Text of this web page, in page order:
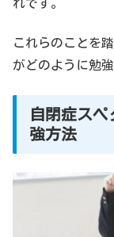
れです。
これらのことを
がどのように勉
自閉症ス
強方法